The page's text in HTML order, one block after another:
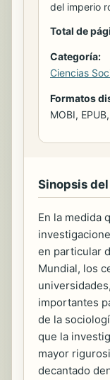
del imperio
Total de
Categoría:
Ciencias
Formatos
MOBI,
Sinopsis
En la medida
en particular
Mundial, los
importantes
de la
que la
mayor
decantado